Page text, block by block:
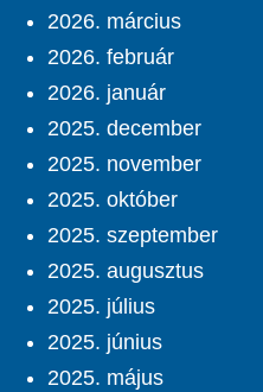
2026. március
2026. február
2026. január
2025. december
2025. november
2025. október
2025. szeptember
2025. augusztus
2025. július
2025. június
2025. május